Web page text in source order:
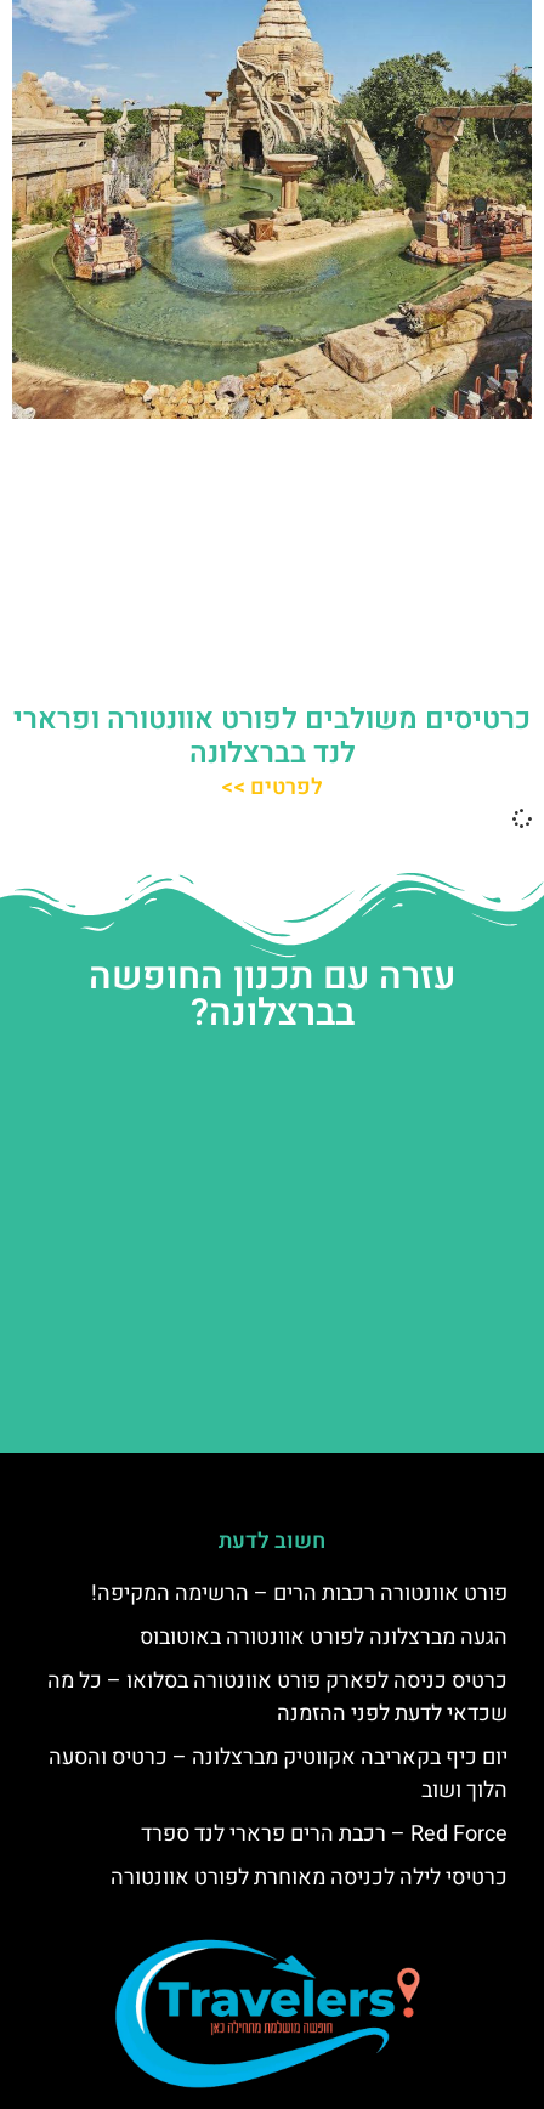
כרטיסים משולבים לפורט אוונטורה ופרארי
לנד בברצלונה
לפרטים >>
עזרה עם תכנון החופשה
בברצלונה?
חשוב לדעת
פורט אוונטורה רכבות הרים – הרשימה המקיפה!
הגעה מברצלונה לפורט אוונטורה באוטובוס
כרטיס כניסה לפארק פורט אוונטורה בסלואו – כל מה
שכדאי לדעת לפני ההזמנה
יום כיף בקאריבה אקווטיק מברצלונה – כרטיס והסעה
הלוך ושוב
Red Force – רכבת הרים פרארי לנד ספרד
כרטיסי לילה לכניסה מאוחרת לפורט אוונטורה